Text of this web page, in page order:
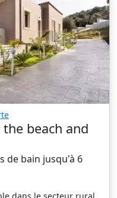
beach and
de bain jusqu'à 6